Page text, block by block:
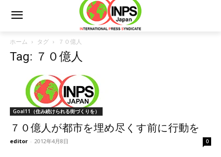
ホーム タグ ７０億人
Tag: ７０億人
Goal11（住み続けられる街づくりを）
７０億人が都市を埋め尽くす前に行動を
editor - 2012年4月8日 0